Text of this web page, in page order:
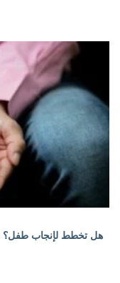
هل تخطط لإنجاب طفل؟